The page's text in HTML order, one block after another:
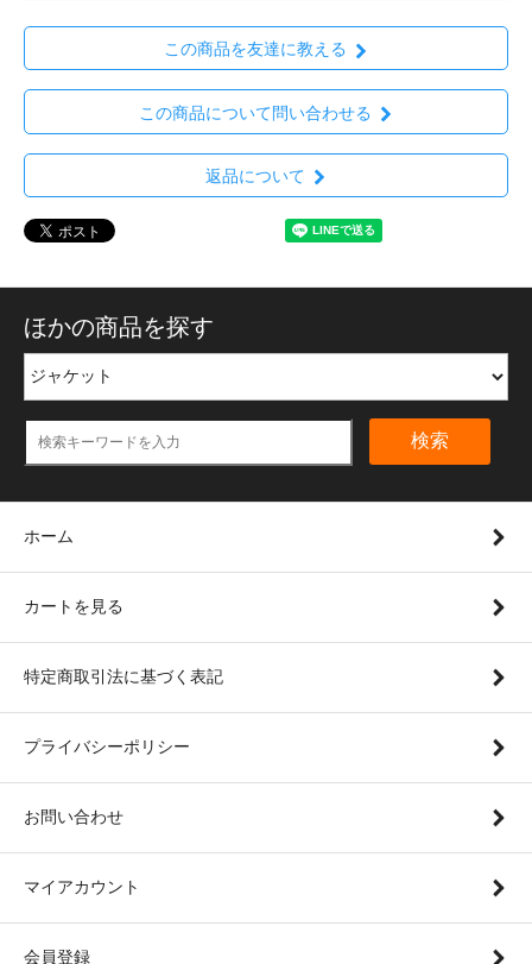
この商品を友達に教える
この商品について問い合わせる
返品について
ほかの商品を探す
検索
ホーム
カートを見る
特定商取引法に基づく表記
プライバシーポリシー
お問い合わせ
マイアカウント
会員登録